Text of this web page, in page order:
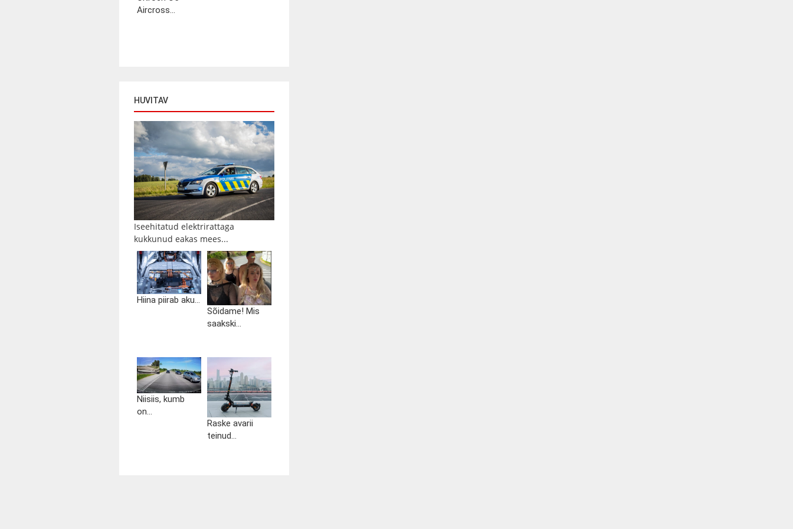
Aircross...
HUVITAV
Iseehitatud elektrirattaga
kukkunud eakas mees...
Hiina piirab aku...
Sõidame! Mis
saakski...
Niisiis, kumb
on...
Raske avarii
teinud...